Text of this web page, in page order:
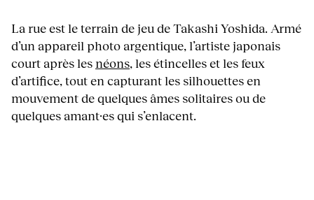
La rue est le terrain de jeu de Takashi Yoshida. Armé
d’un appareil photo argentique, l’artiste japonais
court après lesnéons, les étincelles et les feux
d’artifice, tout en capturant les silhouettes en
mouvement de quelques âmes solitaires ou de
quelques amant·es qui s’enlacent.